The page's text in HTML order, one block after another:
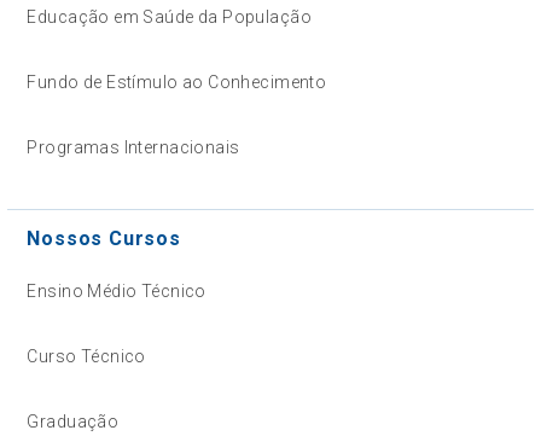
Educação em Saúde da População
Fundo de Estímulo ao Conhecimento
Programas Internacionais
Nossos Cursos
Ensino Médio Técnico
Curso Técnico
Graduação